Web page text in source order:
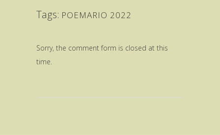
Tags: POEMARIO 2022
Sorry, the comment form is closed at this
time.